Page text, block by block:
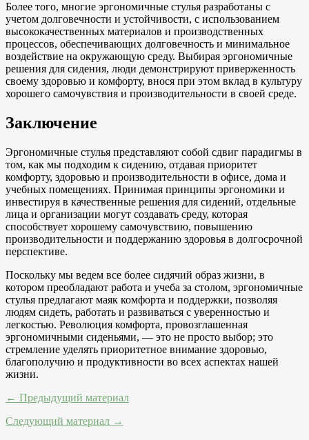
Более того, многие эргономичные стулья разработаны с
учетом долговечности и устойчивости, с использованием
высококачественных материалов и производственных
процессов, обеспечивающих долговечность и минимальное
воздействие на окружающую среду. Выбирая эргономичные
решения для сидения, люди демонстрируют приверженность
своему здоровью и комфорту, внося при этом вклад в культуру
хорошего самочувствия и производительности в своей среде.
Заключение
Эргономичные стулья представляют собой сдвиг парадигмы в
том, как мы подходим к сидению, отдавая приоритет
комфорту, здоровью и производительности в офисе, дома и
учебных помещениях. Принимая принципы эргономики и
инвестируя в качественные решения для сидений, отдельные
лица и организации могут создавать среду, которая
способствует хорошему самочувствию, повышению
производительности и поддержанию здоровья в долгосрочной
перспективе.
Поскольку мы ведем все более сидячий образ жизни, в
котором преобладают работа и учеба за столом, эргономичные
стулья предлагают маяк комфорта и поддержки, позволяя
людям сидеть, работать и развиваться с уверенностью и
легкостью. Революция комфорта, провозглашенная
эргономичными сиденьями, — это не просто выбор; это
стремление уделять приоритетное внимание здоровью,
благополучию и продуктивности во всех аспектах нашей
жизни.
← Предыдущий материал
Следующий материал →